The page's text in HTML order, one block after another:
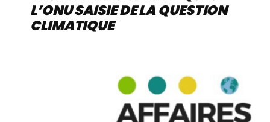
L’ONU SAISIE DE LA QUESTION
CLIMATIQUE